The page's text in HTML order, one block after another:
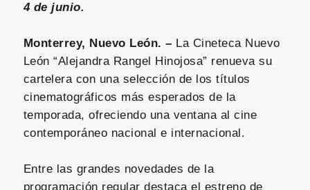
4 de junio.
Monterrey, Nuevo León. – La Cineteca Nuevo
León “Alejandra Rangel Hinojosa” renueva su
cartelera con una selección de los títulos
cinematográficos más esperados de la
temporada, ofreciendo una ventana al cine
contemporáneo nacional e internacional.
Entre las grandes novedades de la
programación regular destaca el estreno de